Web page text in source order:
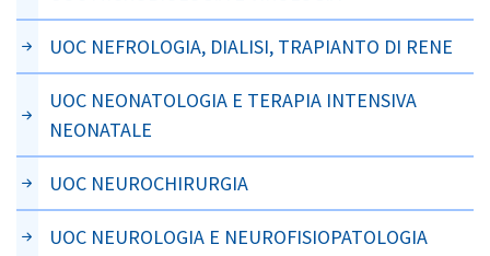
UOC NEFROLOGIA, DIALISI, TRAPIANTO DI RENE
UOC NEONATOLOGIA E TERAPIA INTENSIVA
NEONATALE
UOC NEUROCHIRURGIA
UOC NEUROLOGIA E NEUROFISIOPATOLOGIA